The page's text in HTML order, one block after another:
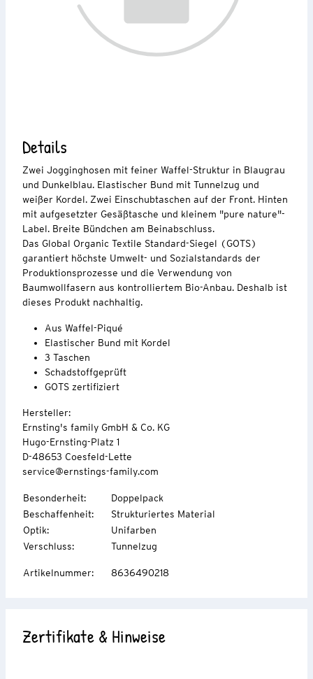
Details
Zwei Jogginghosen mit feiner Waffel-Struktur in Blaugrau
und Dunkelblau. Elastischer Bund mit Tunnelzug und
weißer Kordel. Zwei Einschubtaschen auf der Front. Hinten
mit aufgesetzter Gesäßtasche und kleinem "pure nature"-
Label. Breite Bündchen am Beinabschluss.
Das Global Organic Textile Standard-Siegel (GOTS)
garantiert höchste Umwelt- und Sozialstandards der
Produktionsprozesse und die Verwendung von
Baumwollfasern aus kontrolliertem Bio-Anbau. Deshalb ist
dieses Produkt nachhaltig.
Aus Waffel-Piqué
Elastischer Bund mit Kordel
3 Taschen
Schadstoffgeprüft
GOTS zertifiziert
Hersteller:
Ernsting's family GmbH & Co. KG
Hugo-Ernsting-Platz 1
D-48653 Coesfeld-Lette
service@ernstings-family.com
Besonderheit:
Doppelpack
Beschaffenheit:
Strukturiertes Material
Optik:
Unifarben
Verschluss: Tunnelzug
Artikelnummer: 8636490218
Zertifikate & Hinweise